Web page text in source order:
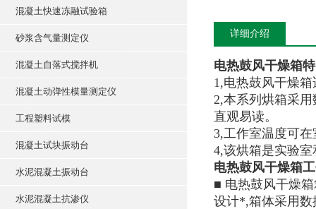
混凝土快速冻融试验箱
砂浆含气量测定仪
混凝土自落式搅拌机
混凝土动弹性模量测定仪
工程塑料试模
混凝土试块振动台
水泥混凝土振动台
水泥混凝土抗渗仪
详细介绍
电热鼓风干燥箱
1,电热鼓风干燥
2,本系列烘箱采
直观易读。
3,工作室温度可
4,该烘箱是实验
电热鼓风干燥箱
■ 电热鼓风干燥
设计*,箱体采用